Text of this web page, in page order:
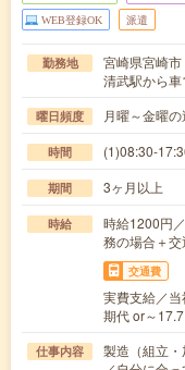
WEB登録OK 派遣
勤務地
宮崎県宮崎市
清武駅から
曜日頻度 月曜～金曜
時間 (1)08:30-
期間 3ヶ月以上
時給
時給1200円
務の場合＋
交通費
実費支給／
期代 or～
仕事内容
製造（組立・